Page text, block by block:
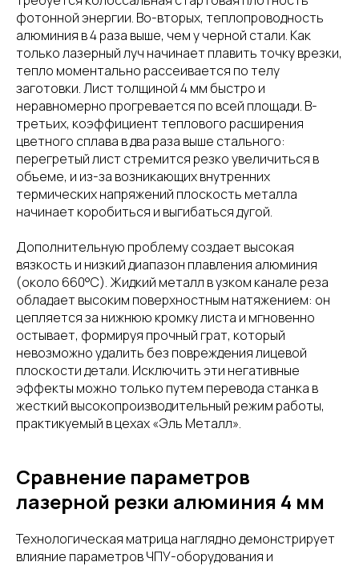
фотонной энергии. Во-вторых, теплопроводность
алюминия в 4 раза выше, чем у черной стали. Как
только лазерный луч начинает плавить точку врезки,
тепло моментально рассеивается по телу
заготовки. Лист толщиной 4 мм быстро и
неравномерно прогревается по всей площади. В-
третьих, коэффициент теплового расширения
цветного сплава в два раза выше стального:
перегретый лист стремится резко увеличиться в
объеме, и из-за возникающих внутренних
термических напряжений плоскость металла
начинает коробиться и выгибаться дугой.
Дополнительную проблему создает высокая
вязкость и низкий диапазон плавления алюминия
(около 660°C). Жидкий металл в узком канале реза
обладает высоким поверхностным натяжением: он
цепляется за нижнюю кромку листа и мгновенно
остывает, формируя прочный грат, который
невозможно удалить без повреждения лицевой
плоскости детали. Исключить эти негативные
эффекты можно только путем перевода станка в
жесткий высокопроизводительный режим работы,
практикуемый в цехах «Эль Металл».
Сравнение параметров
лазерной резки алюминия 4 мм
Технологическая матрица наглядно демонстрирует
влияние параметров ЧПУ-оборудования и